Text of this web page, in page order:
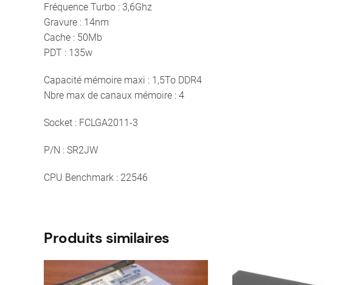
Fréquence Turbo : 3,6Ghz
Gravure : 14nm
Cache : 50Mb
PDT : 135w
Capacité mémoire maxi : 1,5To DDR4
Nbre max de canaux mémoire : 4
Socket : FCLGA2011-3
P/N : SR2JW
CPU Benchmark : 22546
Produits similaires